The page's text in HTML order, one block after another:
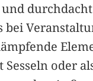
bei
oder